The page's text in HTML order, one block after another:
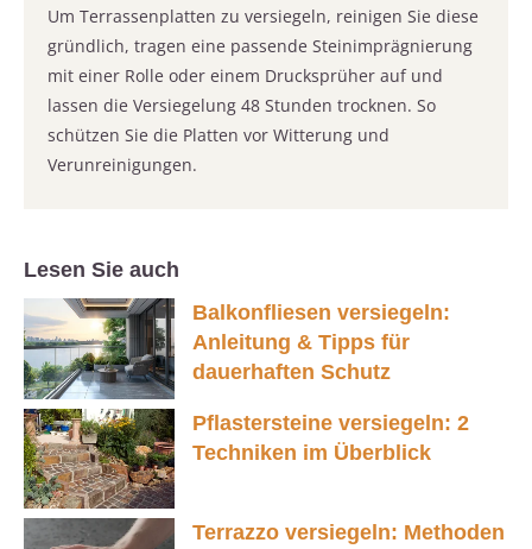
Um Terrassenplatten zu versiegeln, reinigen Sie diese
gründlich, tragen eine passende Steinimprägnierung
mit einer Rolle oder einem Drucksprüher auf und
lassen die Versiegelung 48 Stunden trocknen. So
schützen Sie die Platten vor Witterung und
Verunreinigungen.
Lesen Sie auch
Balkonfliesen versiegeln:
Anleitung & Tipps für
dauerhaften Schutz
Pflastersteine versiegeln: 2
Techniken im Überblick
Terrazzo versiegeln: Methoden